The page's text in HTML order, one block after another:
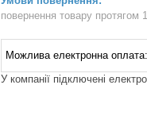
повернення товару протягом
У компанії підключені